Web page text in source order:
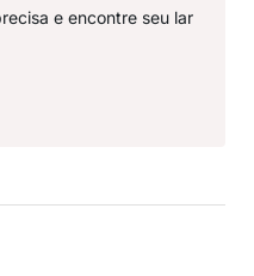
e encontre seu lar